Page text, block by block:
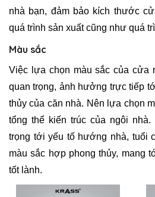
nhà bạn, đảm bảo kích thước
quá trình sản xuất cũng như quá
Màu sắc
Việc lựa chọn màu sắc của cửa
quan trọng, ảnh hưởng trực tiếp
thủy của căn nhà. Nên lựa chọn
tổng thể kiến trúc của ngôi
trọng tới yếu tố hướng nhà, tuổi
màu sắc hợp phong thủy, mang
tốt lành.